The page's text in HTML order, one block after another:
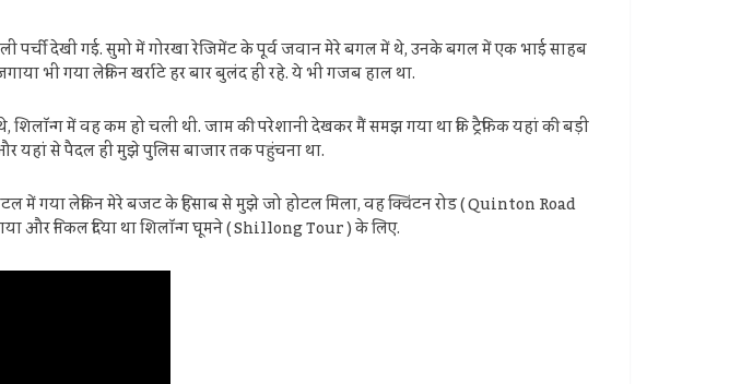
पर्ची देखी गई. सुमो में गोरखा रेजिमेंट के पूर्व जवान मेरे बगल में थे, उनके बगल में एक भाई साहब
भी गया लेकिन खर्राटे हर बार बुलंद ही रहे. ये भी गजब हाल था.
में वह कम हो चली थी. जाम की परेशानी देखकर मैं समझ गया था कि ट्रैफिक यहां की बड़ी
और यहां से पैदल ही मुझे पुलिस बाजार तक पहुंचना था.
में गया लेकिन मेरे बजट के हिसाब से मुझे जो होटल मिला, वह क्विंटन रोड ( Quinton Road
और निकल दिया था शिलॉन्ग घूमने ( Shillong Tour ) के लिए.